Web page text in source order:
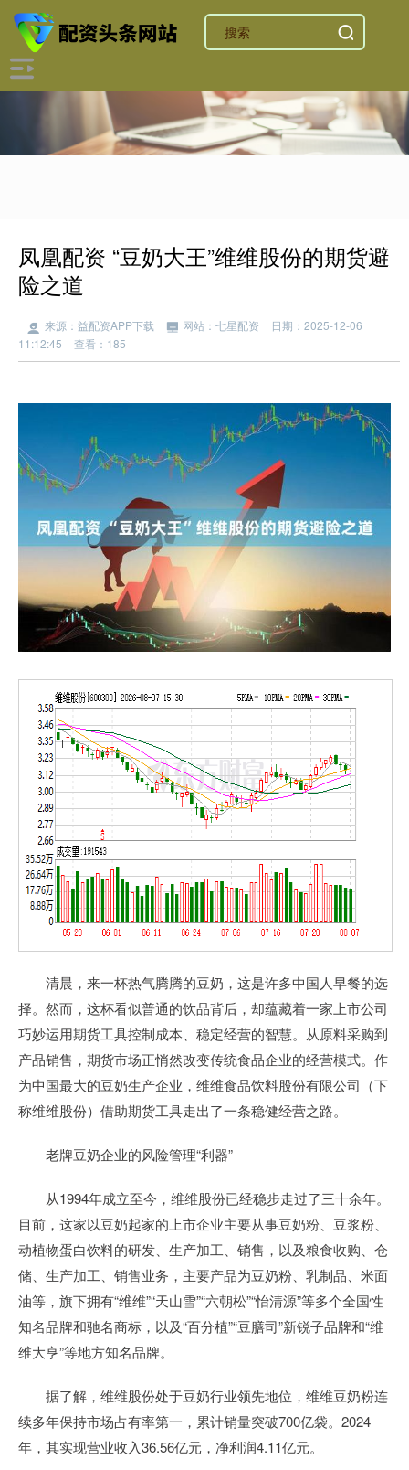
凤凰配资 “豆奶大王”维维股份的期货避
险之道
来源：益配资APP下载 网站：七星配资
日期：2025-12-06
11:12:45
查看：185
清晨，来一杯热气腾腾的豆奶，这是许多中国人早餐的选
择。然而，这杯看似普通的饮品背后，却蕴藏着一家上市公司
巧妙运用期货工具控制成本、稳定经营的智慧。从原料采购到
产品销售，期货市场正悄然改变传统食品企业的经营模式。作
为中国最大的豆奶生产企业，维维食品饮料股份有限公司（下
称维维股份）借助期货工具走出了一条稳健经营之路。
老牌豆奶企业的风险管理“利器”
从1994年成立至今，维维股份已经稳步走过了三十余年。
目前，这家以豆奶起家的上市企业主要从事豆奶粉、豆浆粉、
动植物蛋白饮料的研发、生产加工、销售，以及粮食收购、仓
储、生产加工、销售业务，主要产品为豆奶粉、乳制品、米面
油等，旗下拥有“维维”“天山雪”“六朝松”“怡清源”等多个全国性
知名品牌和驰名商标，以及“百分植”“豆膳司”新锐子品牌和“维
维大亨”等地方知名品牌。
据了解，维维股份处于豆奶行业领先地位，维维豆奶粉连
续多年保持市场占有率第一，累计销量突破700亿袋。2024
年，其实现营业收入36.56亿元，净利润4.11亿元。